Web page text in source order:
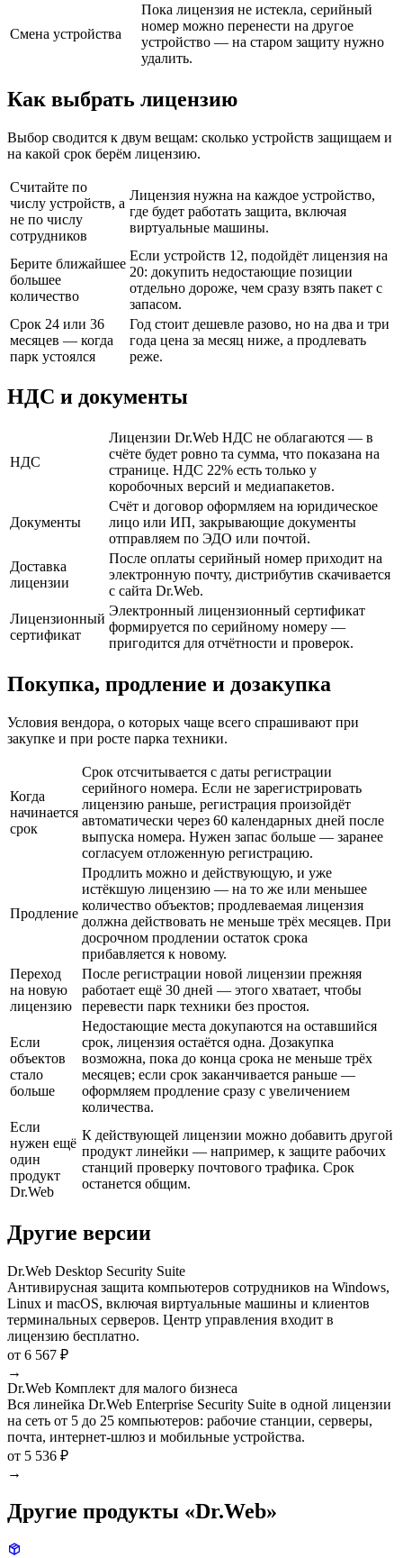
Смена устройства
Пока лицензия не истекла, серийный
номер можно перенести на другое
устройство — на старом защиту нужно
удалить.
Как выбрать лицензию
Выбор сводится к двум вещам: сколько устройств защищаем и
на какой срок берём лицензию.
Считайте по
числу устройств, а
не по числу
сотрудников
Лицензия нужна на каждое устройство,
где будет работать защита, включая
виртуальные машины.
Берите ближайшее
большее
количество
Если устройств 12, подойдёт лицензия на
20: докупить недостающие позиции
отдельно дороже, чем сразу взять пакет с
запасом.
Срок 24 или 36
месяцев — когда
парк устоялся
Год стоит дешевле разово, но на два и три
года цена за месяц ниже, а продлевать
реже.
НДС и документы
НДС
Лицензии Dr.Web НДС не облагаются — в
счёте будет ровно та сумма, что показана на
странице. НДС 22% есть только у
коробочных версий и медиапакетов.
Документы
Счёт и договор оформляем на юридическое
лицо или ИП, закрывающие документы
отправляем по ЭДО или почтой.
Доставка
лицензии
После оплаты серийный номер приходит на
электронную почту, дистрибутив скачивается
с сайта Dr.Web.
Лицензионный
сертификат
Электронный лицензионный сертификат
формируется по серийному номеру —
пригодится для отчётности и проверок.
Покупка, продление и дозакупка
Условия вендора, о которых чаще всего спрашивают при
закупке и при росте парка техники.
Когда
начинается
срок
Срок отсчитывается с даты регистрации
серийного номера. Если не зарегистрировать
лицензию раньше, регистрация произойдёт
автоматически через 60 календарных дней после
выпуска номера. Нужен запас больше — заранее
согласуем отложенную регистрацию.
Продление
Продлить можно и действующую, и уже
истёкшую лицензию — на то же или меньшее
количество объектов; продлеваемая лицензия
должна действовать не меньше трёх месяцев. При
досрочном продлении остаток срока
прибавляется к новому.
Переход
на новую
лицензию
После регистрации новой лицензии прежняя
работает ещё 30 дней — этого хватает, чтобы
перевести парк техники без простоя.
Если
объектов
стало
больше
Недостающие места докупаются на оставшийся
срок, лицензия остаётся одна. Дозакупка
возможна, пока до конца срока не меньше трёх
месяцев; если срок заканчивается раньше —
оформляем продление сразу с увеличением
количества.
Если
нужен ещё
один
продукт
Dr.Web
К действующей лицензии можно добавить другой
продукт линейки — например, к защите рабочих
станций проверку почтового трафика. Срок
останется общим.
Другие версии
Dr.Web Desktop Security Suite
Антивирусная защита компьютеров сотрудников на Windows,
Linux и macOS, включая виртуальные машины и клиентов
терминальных серверов. Центр управления входит в
лицензию бесплатно.
от 6 567 ₽
→
Dr.Web Комплект для малого бизнеса
Вся линейка Dr.Web Enterprise Security Suite в одной лицензии
на сеть от 5 до 25 компьютеров: рабочие станции, серверы,
почта, интернет-шлюз и мобильные устройства.
от 5 536 ₽
→
Другие продукты «Dr.Web»